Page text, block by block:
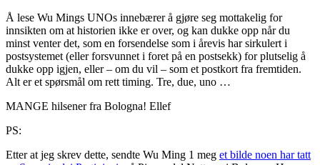
Å lese Wu Mings UNOs innebærer å gjøre seg mottakelig for
innsikten om at historien ikke er over, og kan dukke opp når du
minst venter det, som en forsendelse som i årevis har sirkulert i
postsystemet (eller forsvunnet i foret på en postsekk) for plutselig å
dukke opp igjen, eller – om du vil – som et postkort fra fremtiden.
Alt er et spørsmål om rett timing. Tre, due, uno …
MANGE hilsener fra Bologna! Ellef
PS:
Etter at jeg skrev dette, sendte Wu Ming 1 meg et bilde noen har tatt